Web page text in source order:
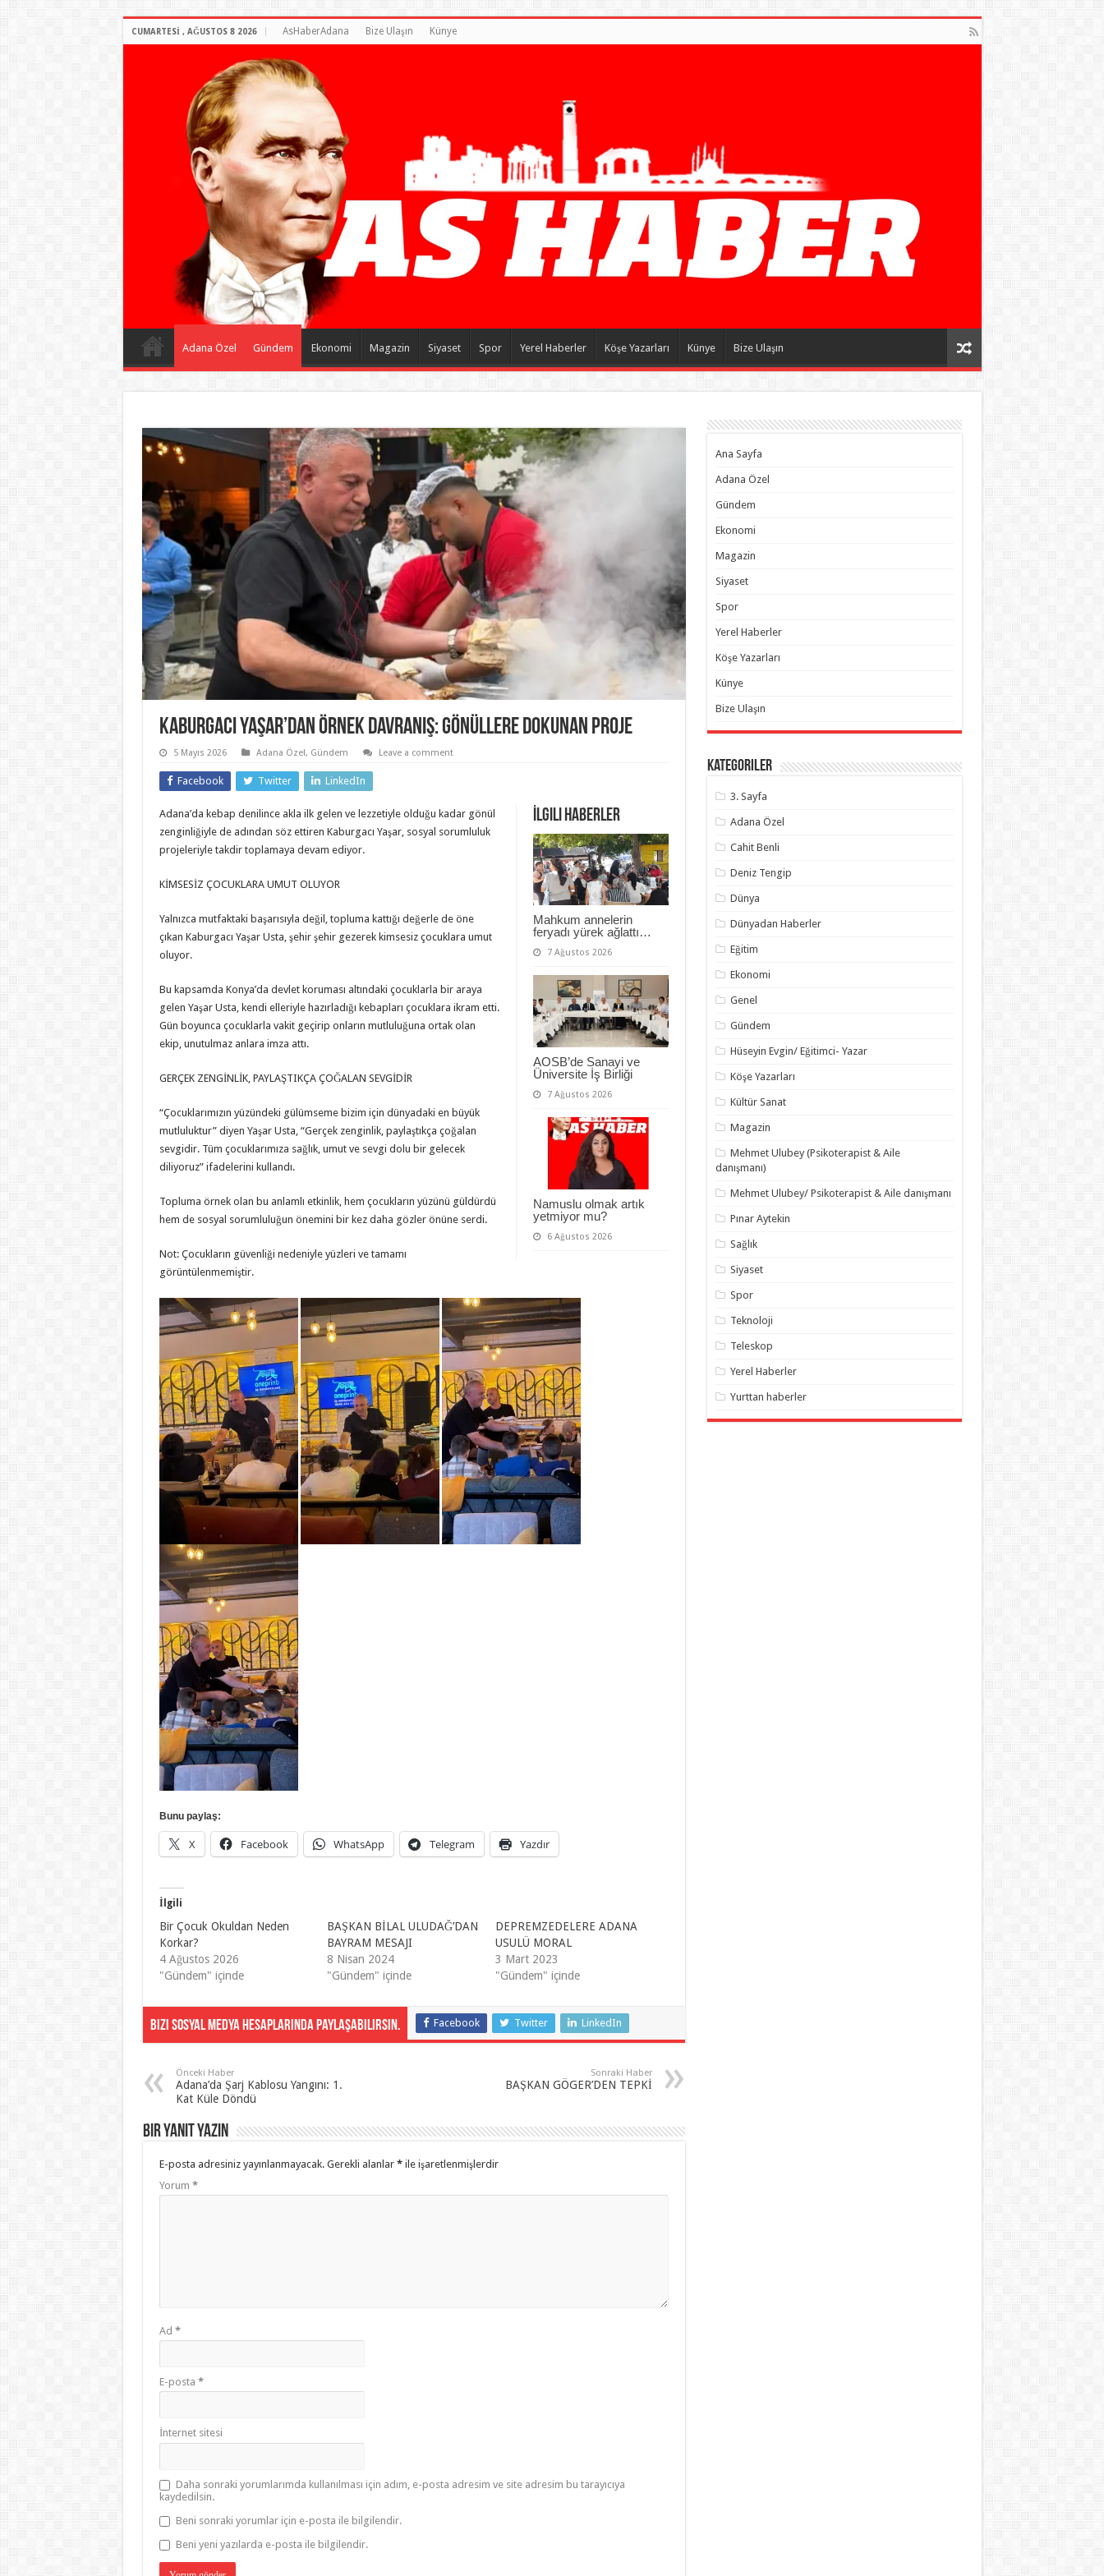
CUMARTESI , AĞUSTOS 8 2026 AsHaberAdana Bize Ulaşın Künye
Adana Özel Gündem Ekonomi Magazin Siyaset Spor Yerel Haberler Köşe Yazarları Künye Bize Ulaşın
Kaburgacı Yaşar’dan Örnek Davranış: Gönüllere Dokunan Proje
5 Mayıs 2026 Adana Özel, Gündem Leave a comment
Facebook Twitter LinkedIn
İlgili Haberler
Mahkum annelerin
feryadı yürek ağlattı…
7 Ağustos 2026
AOSB’de Sanayi ve
Üniversite İş Birliği
7 Ağustos 2026
Namuslu olmak artık
yetmiyor mu?
6 Ağustos 2026
Adana’da kebap denilince akla ilk gelen ve lezzetiyle olduğu kadar gönül
zenginliğiyle de adından söz ettiren Kaburgacı Yaşar, sosyal sorumluluk
projeleriyle takdir toplamaya devam ediyor.
KİMSESİZ ÇOCUKLARA UMUT OLUYOR
Yalnızca mutfaktaki başarısıyla değil, topluma kattığı değerle de öne
çıkan Kaburgacı Yaşar Usta, şehir şehir gezerek kimsesiz çocuklara umut
oluyor.
Bu kapsamda Konya’da devlet koruması altındaki çocuklarla bir araya
gelen Yaşar Usta, kendi elleriyle hazırladığı kebapları çocuklara ikram etti.
Gün boyunca çocuklarla vakit geçirip onların mutluluğuna ortak olan
ekip, unutulmaz anlara imza attı.
GERÇEK ZENGİNLİK, PAYLAŞTIKÇA ÇOĞALAN SEVGİDİR
“Çocuklarımızın yüzündeki gülümseme bizim için dünyadaki en büyük
mutluluktur” diyen Yaşar Usta, “Gerçek zenginlik, paylaştıkça çoğalan
sevgidir. Tüm çocuklarımıza sağlık, umut ve sevgi dolu bir gelecek
diliyoruz” ifadelerini kullandı.
Topluma örnek olan bu anlamlı etkinlik, hem çocukların yüzünü güldürdü
hem de sosyal sorumluluğun önemini bir kez daha gözler önüne serdi.
Not: Çocukların güvenliği nedeniyle yüzleri ve tamamı
görüntülenmemiştir.
Bunu paylaş:
X Facebook WhatsApp Telegram Yazdır
İlgili
Bir Çocuk Okuldan Neden
Korkar?
4 Ağustos 2026
"Gündem" içinde
BAŞKAN BİLAL ULUDAĞ’DAN
BAYRAM MESAJI
8 Nisan 2024
"Gündem" içinde
DEPREMZEDELERE ADANA
USULÜ MORAL
3 Mart 2023
"Gündem" içinde
Bizi Sosyal Medya Hesaplarında Paylaşabilirsin. Facebook Twitter LinkedIn
Önceki Haber
Adana’da Şarj Kablosu Yangını: 1.
Kat Küle Döndü
Sonraki Haber
BAŞKAN GÖGER’DEN TEPKİ
Bir yanıt yazın
E-posta adresiniz yayınlanmayacak. Gerekli alanlar *ile işaretlenmişlerdir
Yorum *
Ad *
E-posta *
İnternet sitesi
Daha sonraki yorumlarımda kullanılması için adım, e-posta adresim ve site adresim bu tarayıcıya
kaydedilsin.
Beni sonraki yorumlar için e-posta ile bilgilendir.
Beni yeni yazılarda e-posta ile bilgilendir.
Ana Sayfa
Adana Özel
Gündem
Ekonomi
Magazin
Siyaset
Spor
Yerel Haberler
Köşe Yazarları
Künye
Bize Ulaşın
Kategoriler
3. Sayfa
Adana Özel
Cahit Benli
Deniz Tengip
Dünya
Dünyadan Haberler
Eğitim
Ekonomi
Genel
Gündem
Hüseyin Evgin/ Eğitimci- Yazar
Köşe Yazarları
Kültür Sanat
Magazin
Mehmet Ulubey (Psikoterapist & Aile
danışmanı)
Mehmet Ulubey/ Psikoterapist & Aile danışmanı
Pınar Aytekin
Sağlık
Siyaset
Spor
Teknoloji
Teleskop
Yerel Haberler
Yurttan haberler